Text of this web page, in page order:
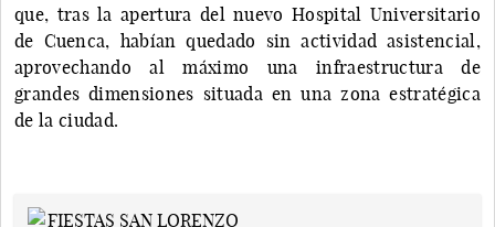
que, tras la apertura del nuevo Hospital Universitario
de Cuenca, habían quedado sin actividad asistencial,
aprovechando al máximo una infraestructura de
grandes dimensiones situada en una zona estratégica
de la ciudad.